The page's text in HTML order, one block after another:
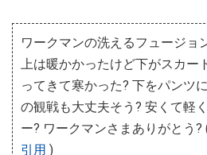
ワークマンの洗えるフュージョ
上は暖かかったけど下がスカー
ってきて寒かった? 下をパンツ
の観戦も大丈夫そう? 安くて軽
ー? ワークマンさまありがとう?
引用 )